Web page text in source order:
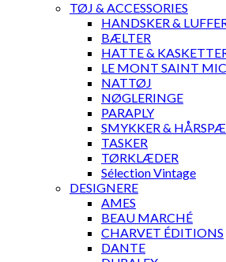
TØJ & ACCESSORIES
HANDSKER &
BÆLTER
HATTE &
LE MONT SAINT
NATTØJ
NØGLERINGE
PARAPLY
SMYKKER &
TASKER
TØRKLÆDER
Sélection Vintage
DESIGNERE
AMES
BEAU MARCHÉ
CHARVET ÉDITIONS
DANTE